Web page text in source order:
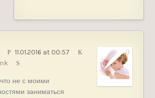
11.01.2016 at 00:57
не с моими
заниматься